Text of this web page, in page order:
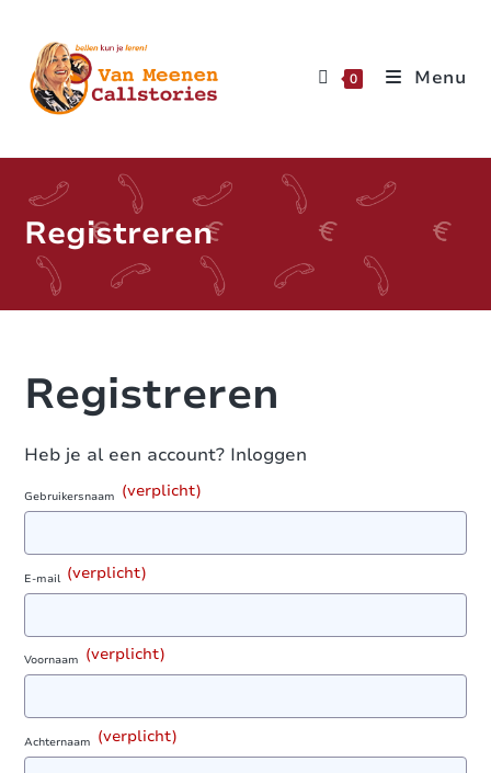
0 Menu
Registreren
Registreren
Heb je al een account? Inloggen
Gebruikersnaam (verplicht)
E-mail (verplicht)
Voornaam (verplicht)
Achternaam (verplicht)